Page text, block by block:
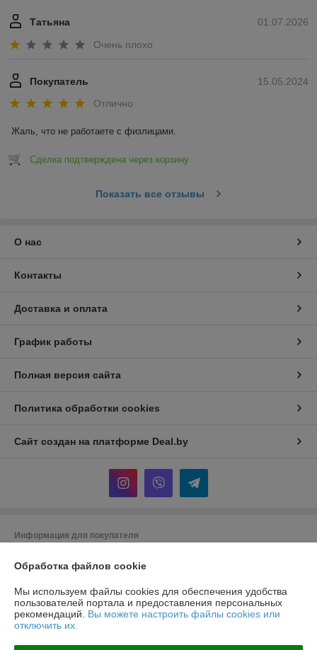
01.07.2026
Татьяна
Очень плохо
15.05.2024
Покупатель
Отлично
Жаль, что не работаете с физлицами.
Сделка подтверждена через корзину
Показать все отзывы
О нас
Контакты
Доставка и оплата
График работы
Полная версия сайта
Политика обработки cookies
Сайт создан на платформе Deal.by
Информация для покупателя
"Хотокси"
Краснознаменная, д. 6, пом. 1-36
Регистрационный номер ЕГР: 291290220
Обработка файлов cookie
Мы используем файлы cookies для обеспечения удобства
пользователей портала и предоставления персональных
рекомендаций. Вы можете настроить файлы cookies или
отключить их.